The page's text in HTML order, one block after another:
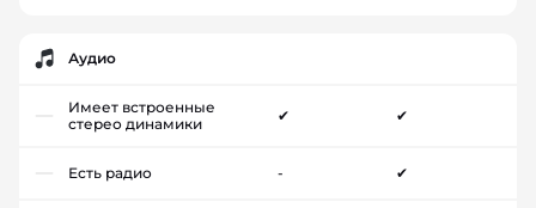
Аудио
Имеет встроенные
стерео динамики
✔ ✔
Есть радио - ✔